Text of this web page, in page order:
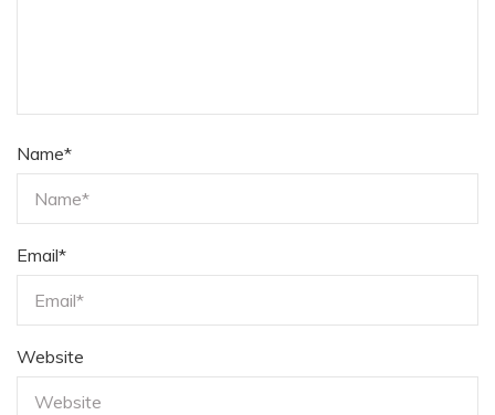
Name*
Email*
Website